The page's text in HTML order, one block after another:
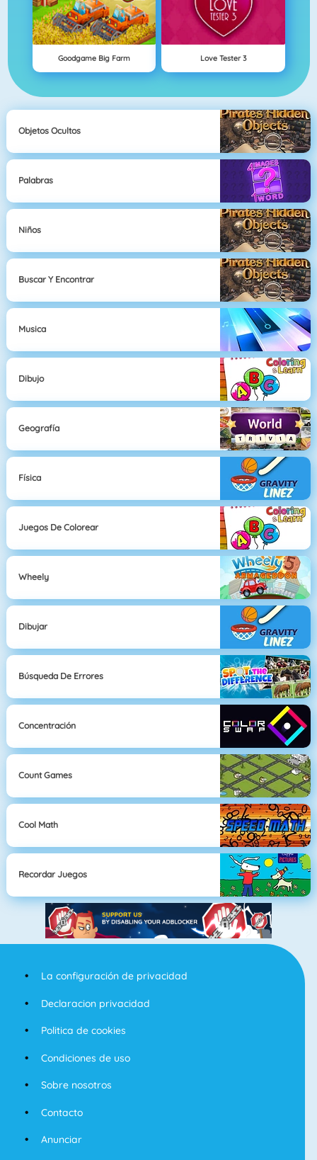
Goodgame Big Farm Love Tester 3
Objetos Ocultos
Palabras
Niños
Buscar Y Encontrar
Musica
Dibujo
Geografía
Física
Juegos De Colorear
Wheely
Dibujar
Búsqueda De Errores
Concentración
Count Games
Cool Math
Recordar Juegos
La configuración de privacidad
Declaracion privacidad
Politica de cookies
Condiciones de uso
Sobre nosotros
Contacto
Anunciar